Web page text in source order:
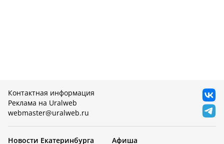
Контактная информация
Реклама на Uralweb
webmaster@uralweb.ru
Новости Екатеринбурга
Афиша